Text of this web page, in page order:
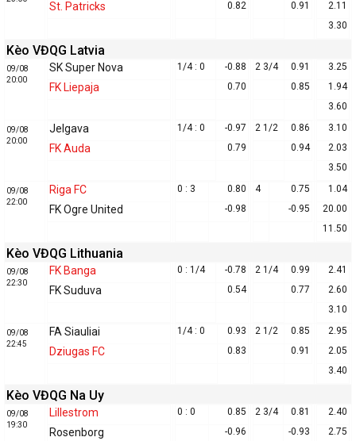
St. Patricks 0.82 0.91
2.11
3.30
Kèo VĐQG Latvia
09/08
20:00
SK Super Nova
FK Liepaja
1/4 : 0
-0.88
0.70
2 3/4
0.91
0.85
3.25
1.94
3.60
09/08
20:00
Jelgava
FK Auda
1/4 : 0
-0.97
0.79
2 1/2
0.86
0.94
3.10
2.03
3.50
09/08
22:00
Riga FC
FK Ogre United
0 : 3
0.80
-0.98
4
0.75
-0.95
1.04
20.00
11.50
Kèo VĐQG Lithuania
09/08
22:30
FK Banga
FK Suduva
0 : 1/4
-0.78
0.54
2 1/4
0.99
0.77
2.41
2.60
3.10
09/08
22:45
FA Siauliai
Dziugas FC
1/4 : 0
0.93
0.83
2 1/2
0.85
0.91
2.95
2.05
3.40
Kèo VĐQG Na Uy
09/08
19:30
Lillestrom
Rosenborg
0 : 0
0.85
-0.96
2 3/4
0.81
-0.93
2.40
2.75